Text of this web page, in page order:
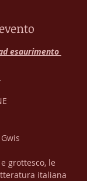
esaurimento
grottesco, le
italiana